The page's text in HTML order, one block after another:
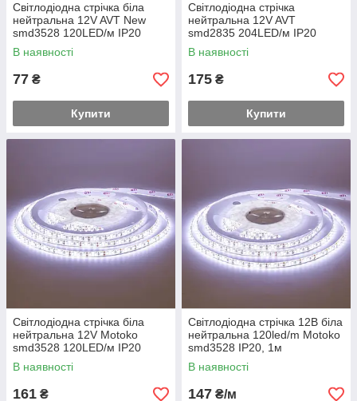
Світлодіодна стрічка біла
нейтральна 12V AVT New
smd3528 120LED/м IP20
В наявності
77 ₴
Купити
Світлодіодна стрічка
нейтральна 12V AVT
smd2835 204LED/м IP20
В наявності
175 ₴
Купити
Світлодіодна стрічка біла
нейтральна 12V Motoko
smd3528 120LED/м IP20
В наявності
161 ₴
Світлодіодна стрічка 12В біла
нейтральна 120led/m Motoko
smd3528 IP20, 1м
В наявності
147 ₴/м